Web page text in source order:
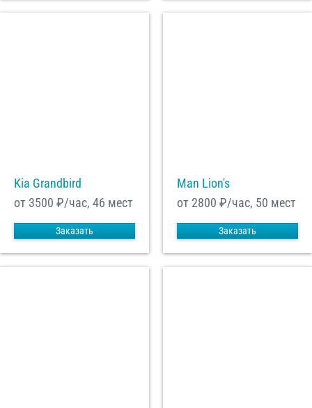
Kia Grandbird
от 3500 ₽/час, 46 мест
Заказать
Man Lion's
от 2800 ₽/час, 50 мест
Заказать